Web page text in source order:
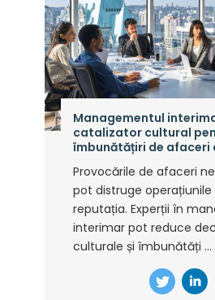
Managementul
catalizator cultural
îmbunătățiri de afaceri
Provocările de afaceri
pot distruge operațiunile
reputația. Experții în
interimar pot reduce
culturale și îmbunătăți ...